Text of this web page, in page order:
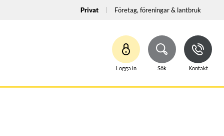
Privat Företag, föreningar & lantbruk
Logga in Sök Kontakt